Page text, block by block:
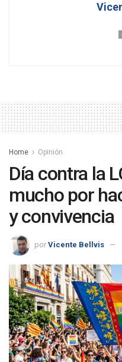
Home Opinión
Día contra la
mucho por
y convivencia
por Vicente Bellvis